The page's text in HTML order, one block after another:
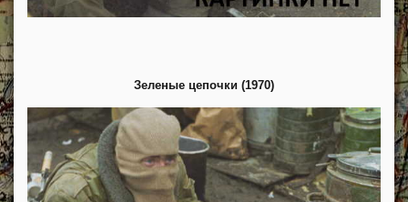
Зеленые цепочки (1970)